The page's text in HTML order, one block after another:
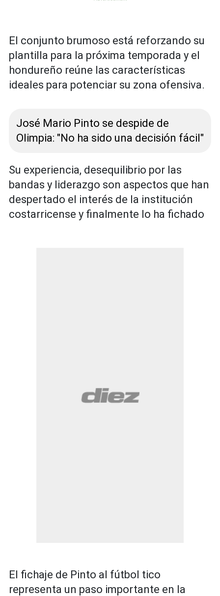
El conjunto brumoso está reforzando su
plantilla para la próxima temporada y el
hondureño reúne las características
ideales para potenciar su zona ofensiva.
José Mario Pinto se despide de
Olimpia: "No ha sido una decisión fácil"
Su experiencia, desequilibrio por las
bandas y liderazgo son aspectos que han
despertado el interés de la institución
costarricense y finalmente lo ha fichado
El fichaje de Pinto al fútbol tico
representa un paso importante en la